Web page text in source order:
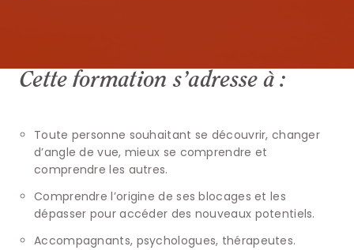
Cette formation s’adresse à :
Toute personne souhaitant se découvrir, changer
d’angle de vue, mieux se comprendre et
comprendre les autres.
Comprendre l’origine de ses blocages et les
dépasser pour accéder des nouveaux potentiels.
Accompagnants, psychologues, thérapeutes.